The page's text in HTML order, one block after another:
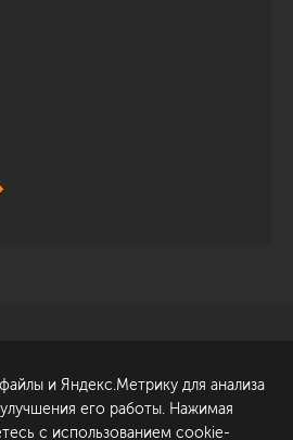
Обсудить проект
6
и Яндекс.Метрику для анализа
его работы. Нажимая
с использованием cookie-